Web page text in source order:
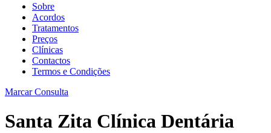
Sobre
Acordos
Tratamentos
Preços
Clínicas
Contactos
Termos e Condições
Marcar Consulta
Santa Zita Clínica Dentária